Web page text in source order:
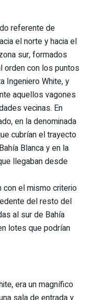
referente de
el norte y hacia el
sur, formados
orden con los puntos
Ingeniero White, y
aquellos vagones
vecinas. En
en la denominada
cubrían el trayecto
Blanca y en la
llegaban desde
el mismo criterio
del resto del
al sur de Bahía
lotes que podrían
era un magnífico